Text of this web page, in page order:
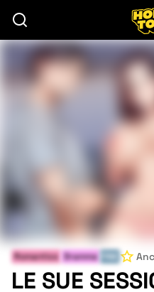
Romantico Dramma
LE SUE